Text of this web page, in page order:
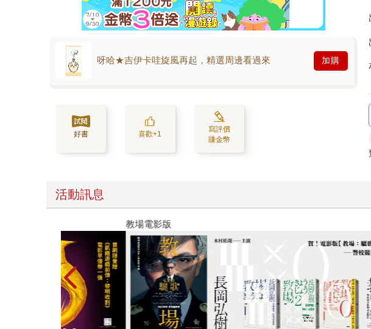
呀哈★吉伊卡哇旋風再起，精選周邊看過來 加購
好書 喜歡+1
寫評價
賺金幣
活動訊息